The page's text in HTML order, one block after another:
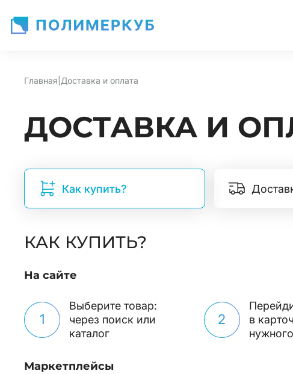
Главная Доставка и оплата
ДОСТАВКА И
Как купить?
КАК КУПИТЬ?
На сайте
1
Выберите товар:
через поиск или
каталог
2
в
Маркетплейсы